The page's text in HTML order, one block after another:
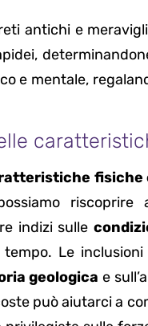
antichi e
e mentale,
fisiche
riscoprire
indizi sulle
Le
geologica e
può aiutarci a